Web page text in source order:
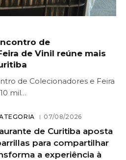
de
de Vinil reúne mais
de Colecionadores e Feira
mil…
07/08/2026
de Curitiba aposta
para compartilhar
a experiência à